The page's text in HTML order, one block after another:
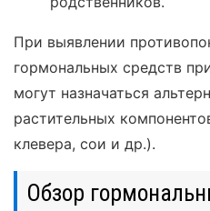
При выявлении
гормональных средств
могут назначаться
растительных
клевера, сои и др.).
Обзор